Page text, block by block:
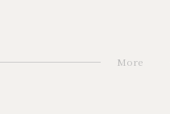
More